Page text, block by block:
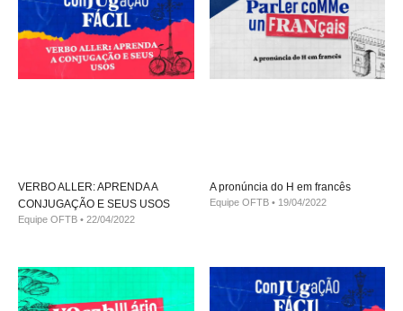
VERBO ALLER: APRENDA A
CONJUGAÇÃO E SEUS USOS
Equipe OFTB 22/04/2022
A pronúncia do H em francês
Equipe OFTB 19/04/2022